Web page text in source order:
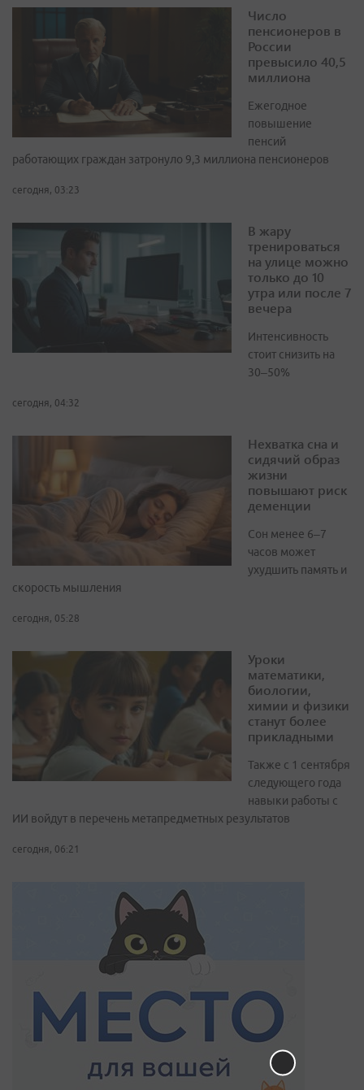
Число
пенсионеров в
России
превысило 40,5
миллиона
Ежегодное
повышение
пенсий
работающих граждан затронуло 9,3 миллиона пенсионеров
сегодня, 03:23
В жару
тренироваться
на улице можно
только до 10
утра или после 7
вечера
Интенсивность
стоит снизить на
30–50%
сегодня, 04:32
Нехватка сна и
сидячий образ
жизни
повышают риск
деменции
Сон менее 6–7
часов может
ухудшить память и
скорость мышления
сегодня, 05:28
Уроки
математики,
биологии,
химии и физики
станут более
прикладными
Также с 1 сентября
следующего года
навыки работы с
ИИ войдут в перечень метапредметных результатов
сегодня, 06:21